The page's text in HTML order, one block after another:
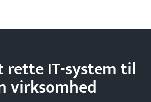
rette IT-system til
virksomhed